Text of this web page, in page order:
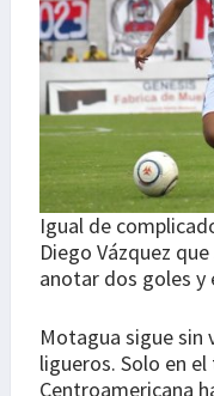
Igual de
Diego Vázquez
anotar dos goles y
Motagua sigue sin
ligueros. Solo en
Centroamericana